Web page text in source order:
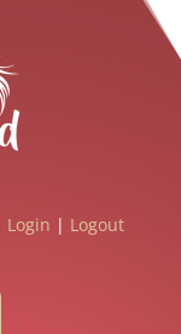
Login | Logout